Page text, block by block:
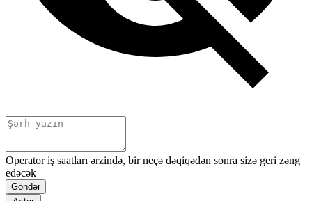
Operator iş saatları ərzində, bir neçə dəqiqədən sonra sizə geri zəng
edəcək
Göndər